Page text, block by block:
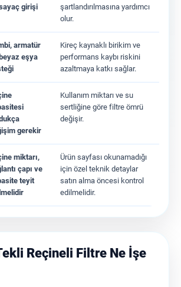
girişi
şartlandırılmasına yardımcı
olur.
armatür
eşya
Kireç kaynaklı birikim ve
performans kaybı riskini
azaltmaya katkı sağlar.
gerekir
Kullanım miktarı ve su
sertliğine göre filtre ömrü
değişir.
miktarı,
çapı ve
teyit
Ürün sayfası okunamadığı
için özel teknik detaylar
satın alma öncesi kontrol
edilmelidir.
Reçineli Filtre Ne İşe